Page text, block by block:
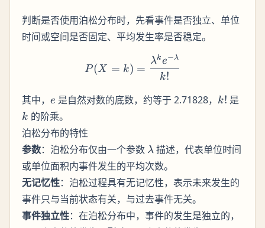
判断是否使用泊松分布时，先看事件是否独立、单位
时间或空间是否固定、平均发生率是否稳定。
P(X = k) =
P(X = k) =
k!
λke−λ
其中， e
e 是自然对数的底数，约等于 2.71828， k!
k! 是
k 的阶乘。
泊松分布的特性
参数：泊松分布仅由一个参数 \lambda
λ 描述，代表单位时间
或单位面积内事件发生的平均次数。
无记忆性：泊松过程具有无记忆性，表示未来发生的
事件只与当前状态有关，与过去事件无关。
事件独立性：在泊松分布中，事件的发生是独立的，